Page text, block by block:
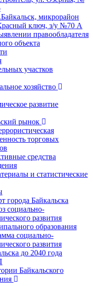
микрорайон
ключ, з/у №70 А
правообладателя
объекта
участков
хозяйство
развитие
рынок
торговых
средства
и статистические
города Байкальска
социально-
развития
образования
социально-
развития
до 2040 года
Байкальского